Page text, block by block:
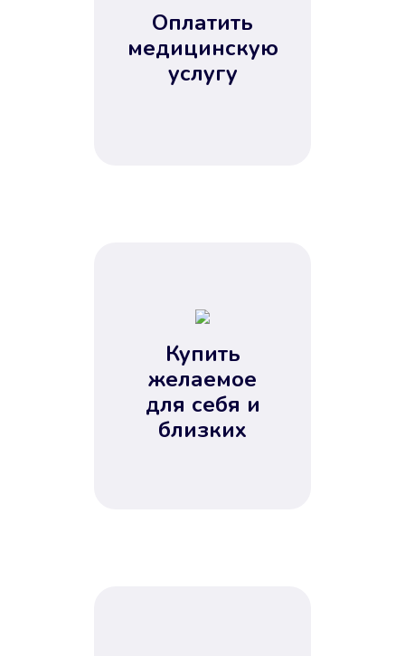
Оплатить
медицинскую
услугу
Купить
желаемое
для себя и
близких